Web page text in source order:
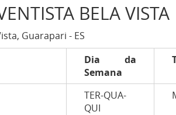
BELA VISTA
Guarapari - ES
Dia da
Semana
TER-QUA-
QUI